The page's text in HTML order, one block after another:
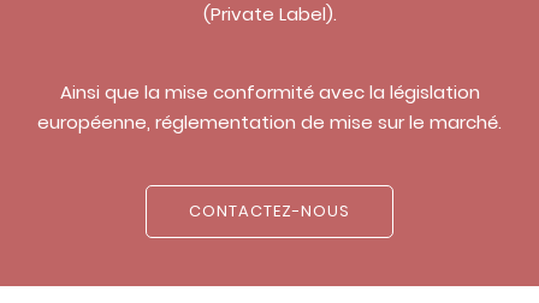
(Private Label).
Ainsi que la mise conformité avec la législation
européenne, réglementation de mise sur le marché.
CONTACTEZ-NOUS